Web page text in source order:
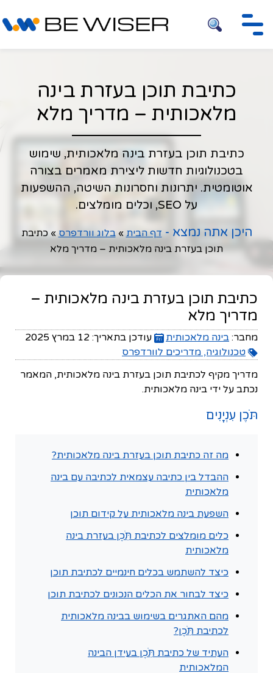
חיפוש
כתיבת תוכן בעזרת בינה
מלאכותית – מדריך מלא
כתיבת תוכן בעזרת בינה מלאכותית, שימוש
בטכנולוגיות חדשות ליצירת מאמרים בצורה
אוטומטית. יתרונות וחסרונות השיטה, ההשפעות
על SEO, וכלים מומלצים.
היכן אתה נמצא - דף הבית »בלוג וורדפרס»כתיבת
תוכן בעזרת בינה מלאכותית – מדריך מלא
כתיבת תוכן בעזרת בינה מלאכותית –
מדריך מלא
מחבר: בינה מלאכותית עודכן בתאריך: 12 במרץ 2025
טכנולוגיה, מדריכים לוורדפרס
מדריך מקיף לכתיבת תוכן בעזרת בינה מלאכותית, המאמר
נכתב על ידי בינה מלאכותית.
תֹּכֶן עִנְיָנִים
מה זה כתיבת תוכן בעזרת בינה מלאכותית?
ההבדל בין כתיבה עצמאית לכתיבה עם בינה
מלאכותית
השפעת בינה מלאכותית על קידום תוכן
כלים מומלצים לכתיבת תֹּֽכֶן בעזרת בינה
מלאכותית
כיצד להשתמש בכלים חינמיים לכתיבת תוכן
כיצד לבחור את הכלים הנכונים לכתיבת תוכן
מהם האתגרים בשימוש בבינה מלאכותית
לכתיבת תֹּֽכֶן?
העתיד של כתיבת תֹּֽכֶן בעידן הבינה
המלאכותית